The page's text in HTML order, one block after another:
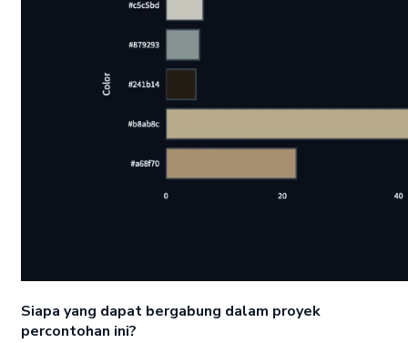
Siapa yang dapat bergabung dalam proyek
percontohan ini?